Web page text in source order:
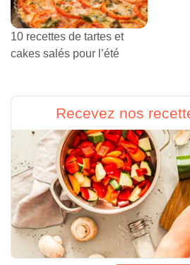
10 recettes de tartes et
cakes salés pour l’été
Recevez nos